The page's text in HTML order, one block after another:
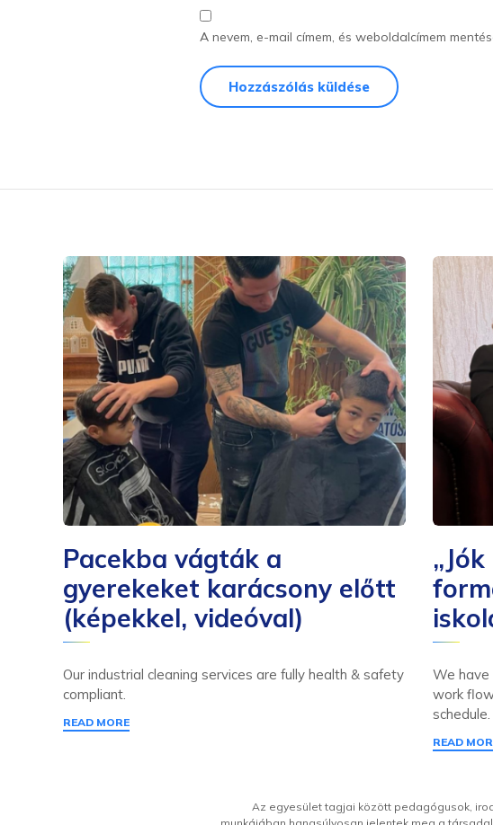
A nevem, e-mail címem, és weboldalcímem
Pacekba vágták a
gyerekeket karácsony előtt
(képekkel, videóval)
Our industrial cleaning services are fully health & safety
compliant.
READ MORE
We have
work
schedule.
READ
Az egyesület tagjai között pedagógusok,